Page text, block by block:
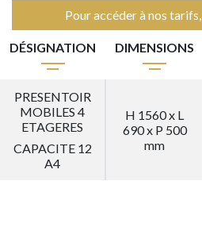
Pour accéder à nos tarifs,
DÉSIGNATION DIMENSIONS
PRESENTOIR
MOBILES 4
ETAGERES
CAPACITE 12
A4
H 1560 x L
690 x P 500
mm